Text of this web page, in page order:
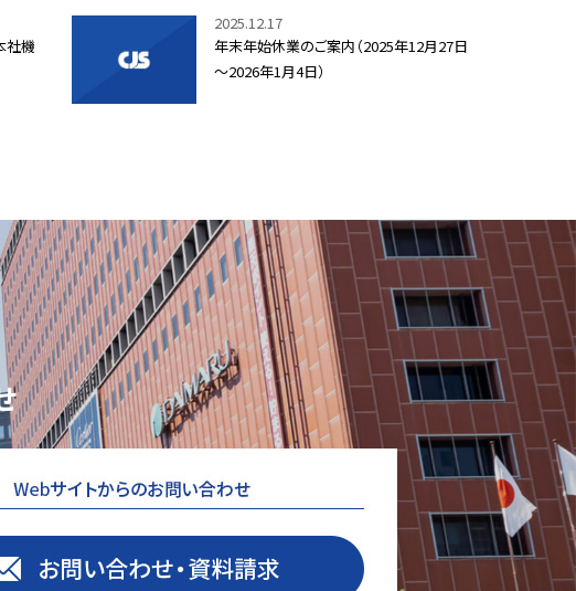
社機
2025.12.17
年末年始休業のご案内（2025年12月27日
～2026年1月4日）